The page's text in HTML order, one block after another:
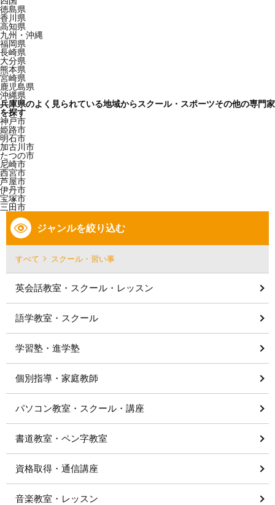
徳島県
香川県
高知県
九州・沖縄
福岡県
長崎県
大分県
熊本県
宮崎県
鹿児島県
沖縄県
兵庫県のよく見られている地域からスクール・スポーツその他の専門家
を探す
神戸市
姫路市
明石市
加古川市
たつの市
尼崎市
西宮市
芦屋市
伊丹市
宝塚市
三田市
ジャンルを絞り込む
すべて スクール・習い事
英会話教室・スクール・レッスン
語学教室・スクール
学習塾・進学塾
個別指導・家庭教師
パソコン教室・スクール・講座
書道教室・ペン字教室
資格取得・通信講座
音楽教室・レッスン